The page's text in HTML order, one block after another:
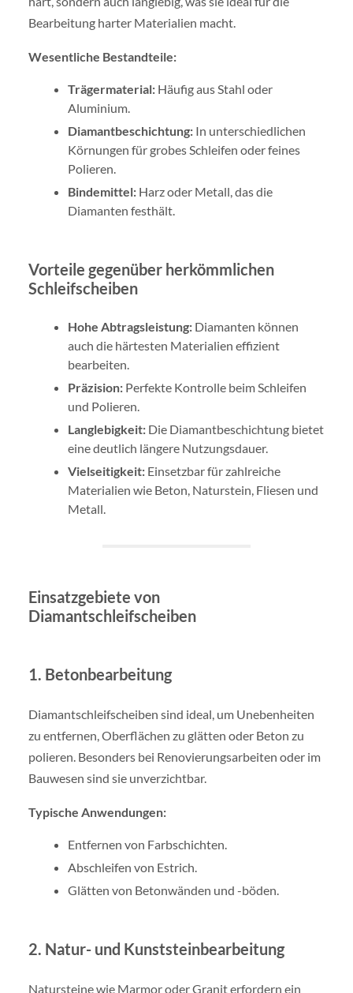
Bearbeitung harter Materialien macht.
Wesentliche Bestandteile:
Trägermaterial:Häufig aus Stahl oder
Aluminium.
Diamantbeschichtung:In unterschiedlichen
Körnungen für grobes Schleifen oder feines
Polieren.
Bindemittel:Harz oder Metall, das die
Diamanten festhält.
Vorteile gegenüber herkömmlichen
Schleifscheiben
Hohe Abtragsleistung:Diamanten können
auch die härtesten Materialien effizient
bearbeiten.
Präzision:Perfekte Kontrolle beim Schleifen
und Polieren.
Langlebigkeit:Die Diamantbeschichtung bietet
eine deutlich längere Nutzungsdauer.
Vielseitigkeit:Einsetzbar für zahlreiche
Materialien wie Beton, Naturstein, Fliesen und
Metall.
Einsatzgebiete von
Diamantschleifscheiben
1. Betonbearbeitung
Diamantschleifscheiben sind ideal, um Unebenheiten
zu entfernen, Oberflächen zu glätten oder Beton zu
polieren. Besonders bei Renovierungsarbeiten oder im
Bauwesen sind sie unverzichtbar.
Typische Anwendungen:
Entfernen von Farbschichten.
Abschleifen von Estrich.
Glätten von Betonwänden und -böden.
2. Natur- und Kunststeinbearbeitung
Natursteine wie Marmor oder Granit erfordern ein